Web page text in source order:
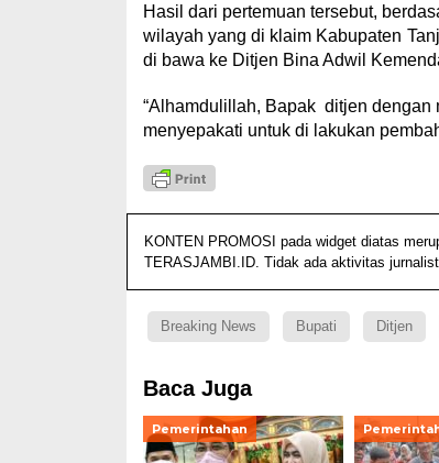
Hasil dari pertemuan tersebut,
wilayah yang di klaim Kabupaten
di bawa ke Ditjen Bina Adwil
“Alhamdulillah, Bapak ditjen dengan
menyepakati untuk di lakukan
KONTEN PROMOSI pada widget diatas
TERASJAMBI.ID. Tidak ada aktivitas
Breaking News Bupati Ditjen
Baca Juga
Pemerintahan